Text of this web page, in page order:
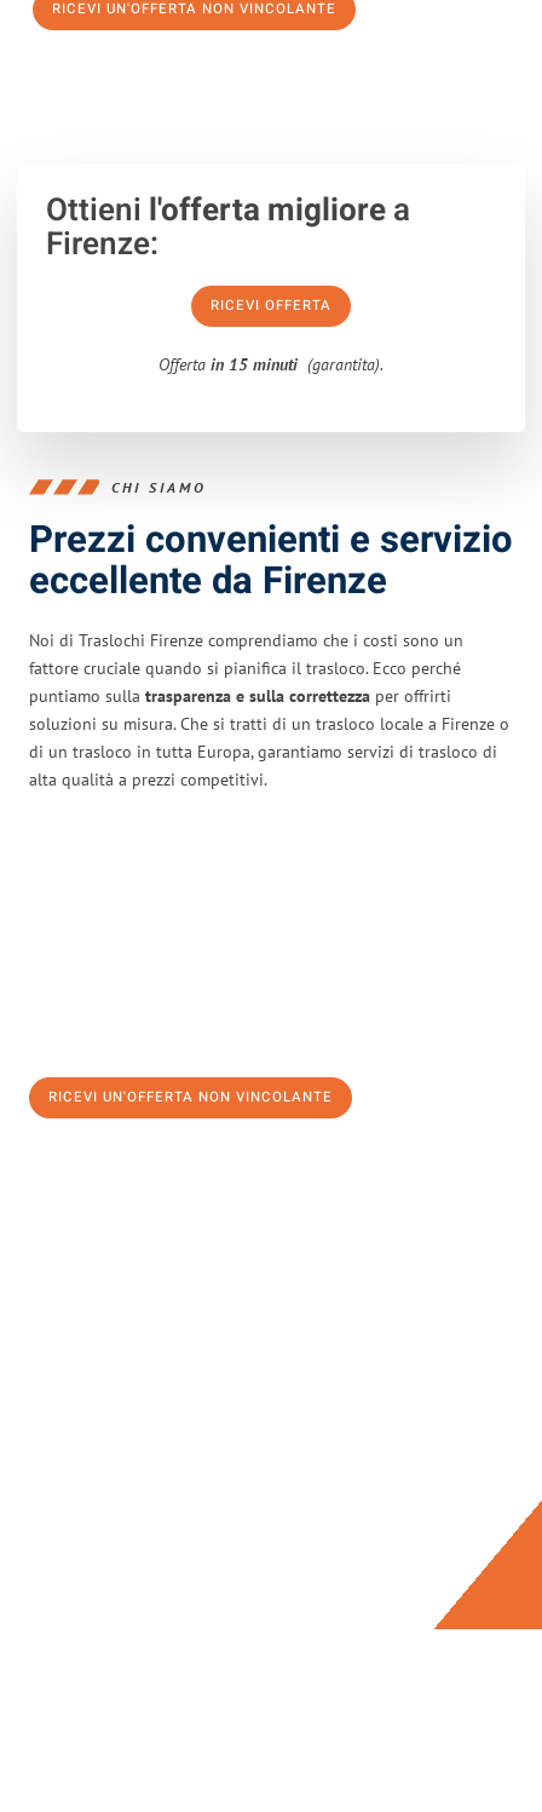
RICEVI UN'OFFERTA NON VINCOLANTE
Ottieni l'offerta migliorea
Firenze:
RICEVI OFFERTA
Offerta in 15 minuti (garantita).
CHI SIAMO
Prezzi convenienti e servizio
eccellente da Firenze
Noi di Traslochi Firenze comprendiamo che i costi sono un
fattore cruciale quando si pianifica il trasloco. Ecco perché
puntiamo sulla trasparenza e sulla correttezza per offrirti
soluzioni su misura. Che si tratti di un trasloco locale a Firenze o
di un trasloco in tutta Europa, garantiamo servizi di trasloco di
alta qualità a prezzi competitivi.
RICEVI UN'OFFERTA NON VINCOLANTE